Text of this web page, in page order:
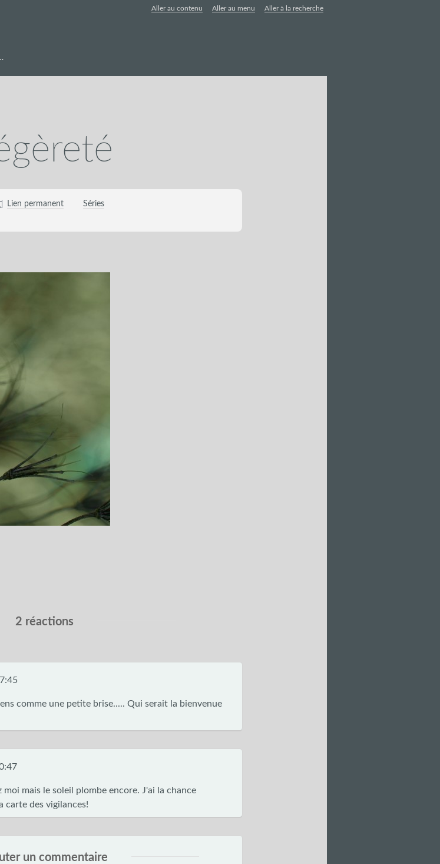
Aller au contenu Aller au menu Aller à la recherche
Lien permanent
Séries
2 réactions
comme une petite brise..... Qui serait la bienvenue
moi mais le soleil plombe encore. J'ai la chance
carte des vigilances!
un commentaire